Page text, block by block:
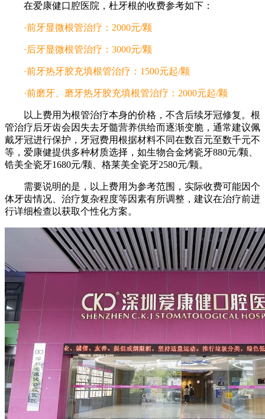
在爱康健口腔医院，杜牙根的收费参考如下：
·前牙显微根管治疗：2000元/颗
·后牙显微根管治疗：3000元/颗
·前牙热牙胶充填根管治疗：1500元起/颗
·前磨牙、磨牙热牙胶充填根管治疗：2000元起/颗
以上费用为根管治疗本身的价格，不含后续牙冠修复。根
管治疗后牙齿会因失去牙髓营养供给而逐渐变脆，通常建议佩
戴牙冠进行保护，牙冠费用根据材料不同在数百元至数千元不
等，爱康健提供多种材质选择，如生物合金烤瓷牙880元/颗、
锆美全瓷牙1680元/颗、格莱美全瓷牙2580元/颗。
需要说明的是，以上费用为参考范围，实际收费可能因个
体牙齿情况、治疗复杂程度等因素有所调整，建议在治疗前进
行详细检查以获取个性化方案。